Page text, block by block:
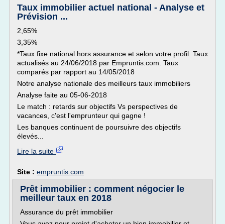
Taux immobilier actuel national - Analyse et
Prévision ...
2,65%
3,35%
*Taux fixe national hors assurance et selon votre profil. Taux
actualisés au 24/06/2018 par Empruntis.com. Taux
comparés par rapport au 14/05/2018
Notre analyse nationale des meilleurs taux immobiliers
Analyse faite au 05-06-2018
Le match : retards sur objectifs Vs perspectives de
vacances, c'est l'emprunteur qui gagne !
Les banques continuent de poursuivre des objectifs
élevés...
Lire la suite
Site : empruntis.com
Prêt immobilier : comment négocier le
meilleur taux en 2018
Assurance du prêt immobilier